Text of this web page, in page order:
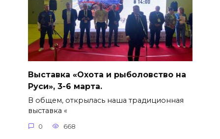
Выставка «Охота и рыболовство на
Руси», 3-6 марта.
В общем, открылась наша традиционная
выставка «
0 668